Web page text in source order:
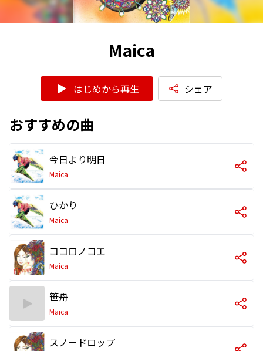
Maica
はじめから再生 シェア
おすすめの曲
今日より明日
Maica
ひかり
Maica
ココロノコエ
Maica
笹舟
Maica
スノードロップ